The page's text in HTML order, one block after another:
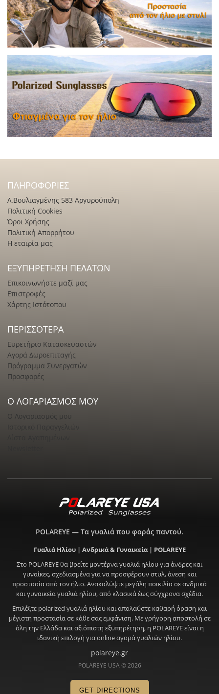
ΠΛΗΡΟΦΟΡΊΕΣ
Λ.Βουλιαγμένης 583 Αργυρούπολη
Πολιτική Cookies
Όροι Χρήσης
Πολιτική Απορρήτου
Η εταιρία μας
ΕΞΥΠΗΡΈΤΗΣΗ ΠΕΛΑΤΏΝ
Επικοινωνήστε μαζί μας
Επιστροφές
Χάρτης Ιστότοπου
ΠΕΡΙΣΣΌΤΕΡΑ
Ευρετήριο Κατασκευαστών
Αγορά Δωροεπιταγής
Πρόγραμμα Συνεργατών
Προσφορές
Ο ΛΟΓΑΡΙΑΣΜΌΣ ΜΟΥ
Ο Λογαριασμός μου
POLAREYE — Τα γυαλιά που φοράς παντού.
Γυαλιά Ηλίου | Ανδρικά & Γυναικεία | POLAREYE
Στο POLAREYE θα βρείτε μοντέρνα γυαλιά ηλίου για άνδρες και
γυναίκες, σχεδιασμένα για να προσφέρουν στυλ, άνεση και
προστασία από τον ήλιο. Ανακαλύψτε μεγάλη ποικιλία σε ανδρικά
και γυναικεία γυαλιά ηλίου, από κλασικά έως σύγχρονα σχέδια.
Επιλέξτε polarized γυαλιά ηλίου και απολαύστε καθαρή όραση και
μέγιστη προστασία σε κάθε σας εμφάνιση. Με γρήγορη αποστολή σε
όλη την Ελλάδα και αξιόπιστη εξυπηρέτηση, η POLAREYE είναι η
ιδανική επιλογή για online αγορά γυαλιών ηλίου.
polareye.gr
POLAREYE USA © 2026
GET DIRECTIONS